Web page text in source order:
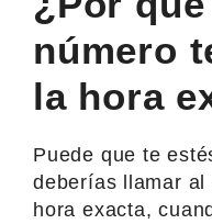
número
la hora
Puede que te
deberías llamar al
hora exacta,